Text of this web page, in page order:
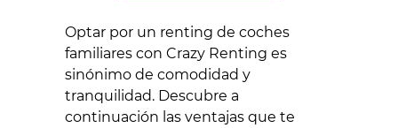
Optar por un renting de coches
familiares con Crazy Renting es
sinónimo de comodidad y
tranquilidad. Descubre a
continuación las ventajas que te